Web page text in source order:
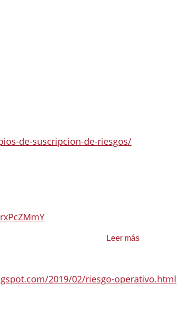
de-suscripcion-de-riesgos/
Leer más
2019/02/riesgo-operativo.html